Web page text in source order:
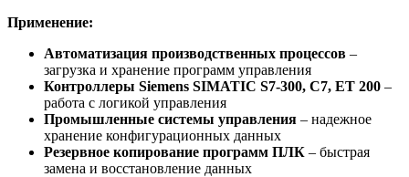
Применение:
Автоматизация производственных процессов –
загрузка и хранение программ управления
Контроллеры Siemens SIMATIC S7-300, C7, ET 200 –
работа с логикой управления
Промышленные системы управления – надежное
хранение конфигурационных данных
Резервное копирование программ ПЛК – быстрая
замена и восстановление данных